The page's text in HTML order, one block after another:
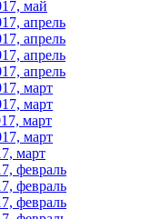
май
апрель
апрель
апрель
апрель
март
март
март
март
март
февраль
февраль
февраль